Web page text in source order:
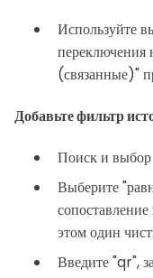
Используйте
переключения
(связанные)"
Добавьте фильтр
Поиск и
Выберите
этом один
Введите "qr",